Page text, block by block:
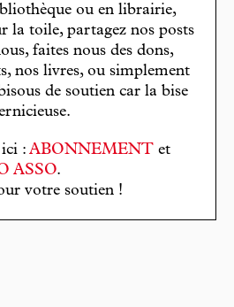
ou en librairie,
la toile, partagez nos posts
faites nous des dons,
nos livres, ou simplement
de soutien car la bise
ici : ABONNEMENT et
ASSO.
votre soutien !